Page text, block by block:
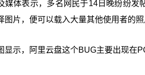
媒体表示，多名网民于14日晚纷纷
图片，便可以载入大量其他使用者的
显示，阿里云盘这个BUG主要出现在